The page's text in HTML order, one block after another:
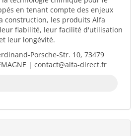
en tenant compte des enjeux
construction, les produits Alfa
fiabilité, leur facilité d'utilisation
leur longévité.
Porsche-Str. 10, 73479
| contact@alfa-direct.fr